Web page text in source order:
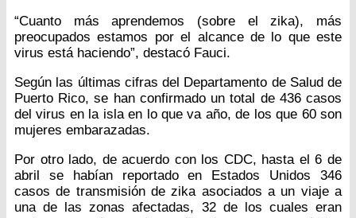
“Cuanto más aprendemos (sobre el zika), más
preocupados estamos por el alcance de lo que este
virus está haciendo”, destacó Fauci.
Según las últimas cifras del Departamento de Salud de
Puerto Rico, se han confirmado un total de 436 casos
del virus en la isla en lo que va año, de los que 60 son
mujeres embarazadas.
Por otro lado, de acuerdo con los CDC, hasta el 6 de
abril se habían reportado en Estados Unidos 346
casos de transmisión de zika asociados a un viaje a
una de las zonas afectadas, 32 de los cuales eran